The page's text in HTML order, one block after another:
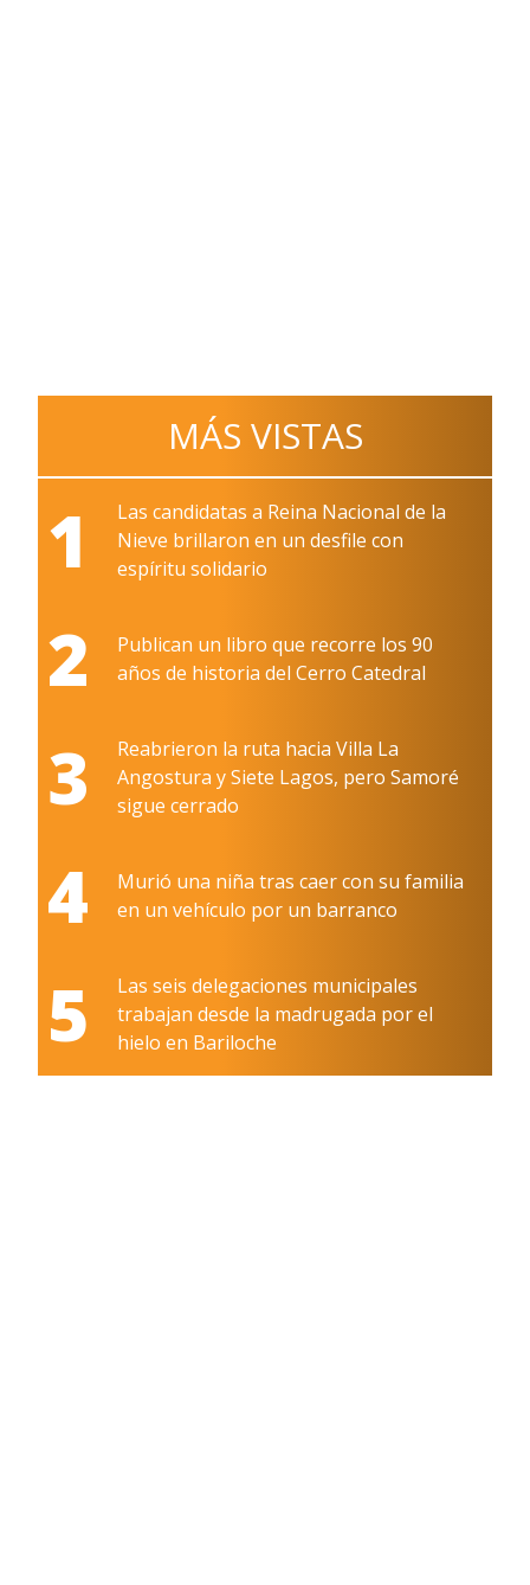
MÁS VISTAS
1
Las candidatas a Reina Nacional de la
Nieve brillaron en un desfile con
espíritu solidario
2
Publican un libro que recorre los 90
años de historia del Cerro Catedral
3
Reabrieron la ruta hacia Villa La
Angostura y Siete Lagos, pero Samoré
sigue cerrado
4
Murió una niña tras caer con su familia
en un vehículo por un barranco
5
Las seis delegaciones municipales
trabajan desde la madrugada por el
hielo en Bariloche